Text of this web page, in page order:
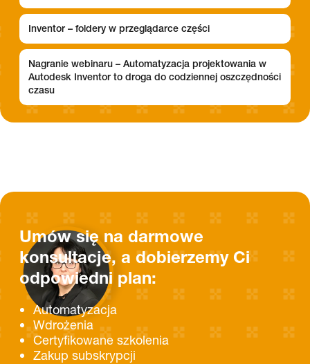
Inventor – foldery w przeglądarce części
Nagranie webinaru – Automatyzacja projektowania w
Autodesk Inventor to droga do codziennej oszczędności
czasu
Umów się na darmowe
konsultacje, a dobierzemy Ci
odpowiedni plan:
Automatyzacja
Wdrożenia
Certyfikowane szkolenia
Zakup subskrypcji